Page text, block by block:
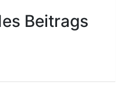
Beitrags